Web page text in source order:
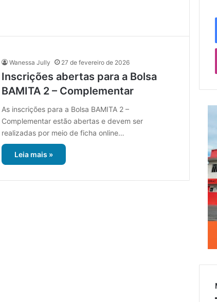
Wanessa Jully 27 de fevereiro de 2026
Inscrições abertas para a Bolsa
BAMITA 2 – Complementar
As inscrições para a Bolsa BAMITA 2 –
Complementar estão abertas e devem ser
realizadas por meio de ficha online…
Leia mais »